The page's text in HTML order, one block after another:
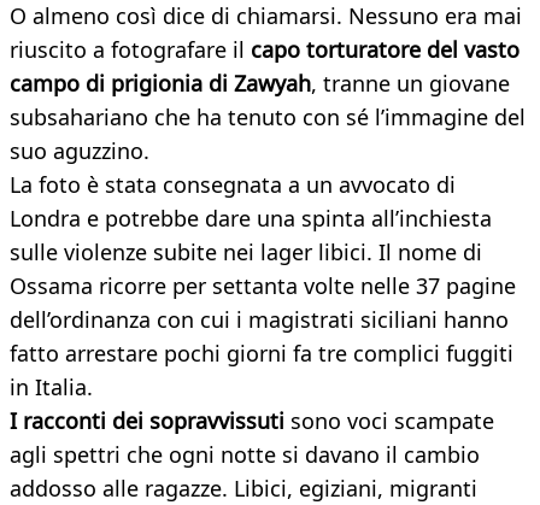
O almeno così dice di chiamarsi. Nessuno era mai
riuscito a fotografare il capo torturatore del vasto
campo di prigionia di Zawyah, tranne un giovane
subsahariano che ha tenuto con sé l’immagine del
suo aguzzino.
La foto è stata consegnata a un avvocato di
Londra e potrebbe dare una spinta all’inchiesta
sulle violenze subite nei lager libici. Il nome di
Ossama ricorre per settanta volte nelle 37 pagine
dell’ordinanza con cui i magistrati siciliani hanno
fatto arrestare pochi giorni fa tre complici fuggiti
in Italia.
I racconti dei sopravvissuti sono voci scampate
agli spettri che ogni notte si davano il cambio
addosso alle ragazze. Libici, egiziani, migranti